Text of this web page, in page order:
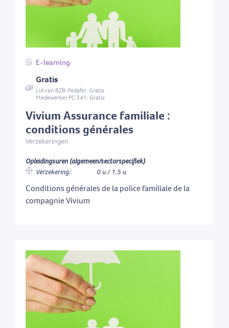
Vivium Assurance familiale :
conditions générales
Verzekeringen
Opleidingsuren (algemeen/sectorspecifiek)
Verzekering:
0 u / 1.5 u
Conditions générales de la police familiale de la
compagnie Vivium
E-learning
Gratis
Lid van BZB-Fedafin: Gratis
Medewerker PC 341: Gratis